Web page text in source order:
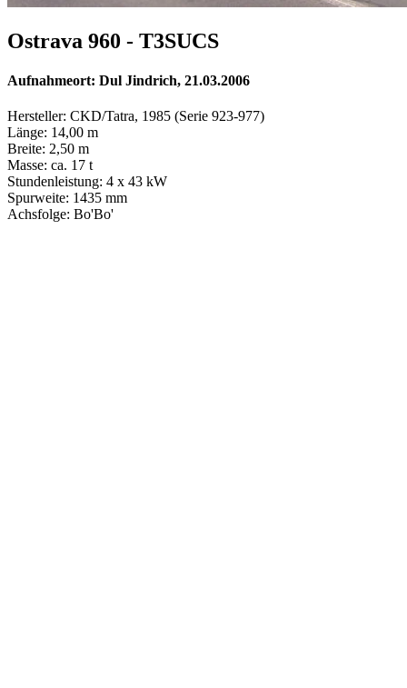
Ostrava 960 - T3SUCS
Aufnahmeort: Dul Jindrich, 21.03.2006
Hersteller: CKD/Tatra, 1985 (Serie 923-977)
Länge: 14,00 m
Breite: 2,50 m
Masse: ca. 17 t
Stundenleistung: 4 x 43 kW
Spurweite: 1435 mm
Achsfolge: Bo'Bo'